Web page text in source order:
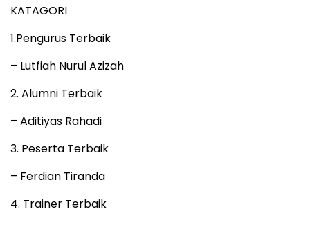
KATAGORI
1.Pengurus Terbaik
– Lutfiah Nurul Azizah
2. Alumni Terbaik
– Aditiyas Rahadi
3. Peserta Terbaik
– Ferdian Tiranda
4. Trainer Terbaik